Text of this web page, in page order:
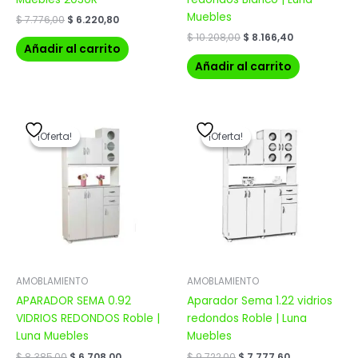
$7.776,00 $ 6.220,80
Añadir al carrito
Muebles
$10.208,00 $ 8.166,40
Añadir al carrito
¡Oferta!
¡Oferta!
AMOBLAMIENTO
APARADOR SEMA 0.92
VIDRIOS REDONDOS Roble |
Luna Muebles
precio
original
era:
$ 8.385,00.
¡Oferta!
¡Oferta!
AMOBLAMIENTO
Aparador Sema 1.22 vidrios
redondos Roble | Luna
Muebles
precio
original
era:
$ 9.722,00.
precio
actual
es:
$ 7.777,60.